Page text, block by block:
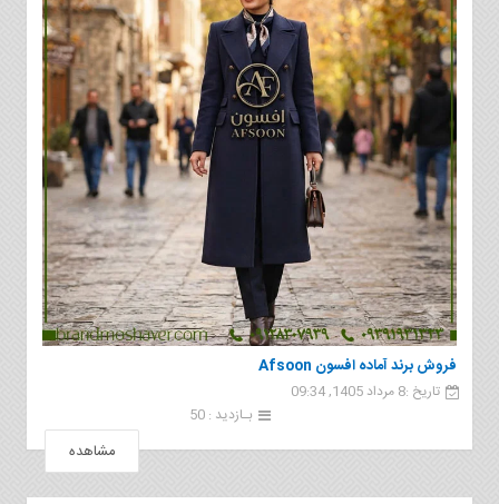
فروش برند آماده افسون Afsoon
تاریخ :8 مرداد 1405, 09:34
بـازدید : 50
مشاهده